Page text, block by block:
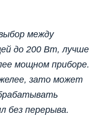
между
до 200 Вт, лучше
мощном приборе.
зато может
без перерыва.